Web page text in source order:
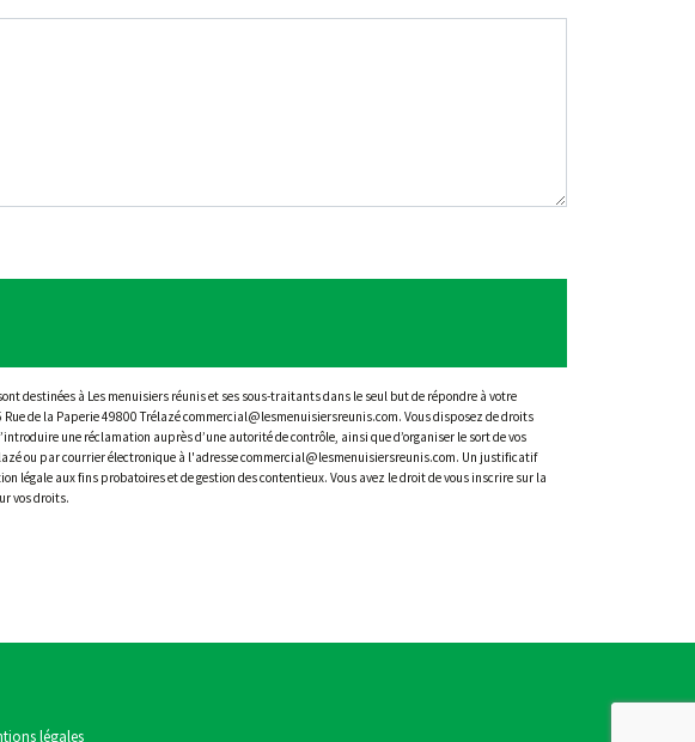
destinées à Les menuisiers réunis et ses sous-traitants dans le seul but de répondre à votre
de la Paperie 49800 Trélazé commercial@lesmenuisiersreunis.com. Vous disposez de droits
une réclamation auprès d’une autorité de contrôle, ainsi que d’organiser le sort de vos
ou par courrier électronique à l'adresse commercial@lesmenuisiersreunis.com. Un justificatif
aux fins probatoires et de gestion des contentieux. Vous avez le droit de vous inscrire sur la
vos droits.
légales